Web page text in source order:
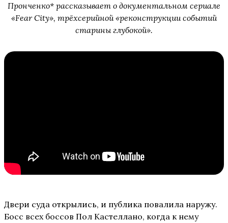
Пронченко* рассказывает о документальном сериале
«Fear City», трёхсерийной «реконструкции событий
старины глубокой».
Двери суда открылись, и публика повалила наружу.
Босс всех боссов Пол Кастеллано, когда к нему